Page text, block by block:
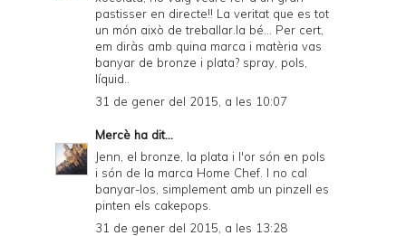
pastisser en directe!! La veritat que es tot
un món això de treballar.la bé... Per cert,
em diràs amb quina marca i matèria vas
banyar de bronze i plata? spray, pols,
líquid..
31 de gener del 2015, a les 10:07
Mercè ha dit...
Jenn, el bronze, la plata i l'or són en pols
i són de la marca Home Chef. I no cal
banyar-los, simplement amb un pinzell es
pinten els cakepops.
31 de gener del 2015, a les 13:28